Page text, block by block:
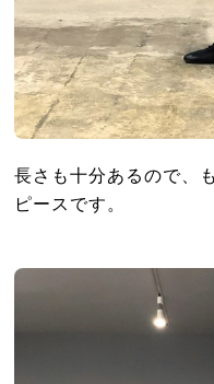
長さも十分あるので、
ピースです。